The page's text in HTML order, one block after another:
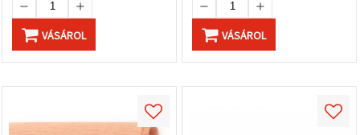
VÁSÁROL VÁSÁROL